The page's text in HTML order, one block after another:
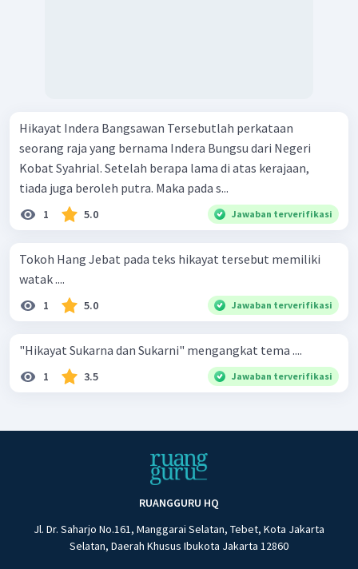
Hikayat Indera Bangsawan Tersebutlah perkataan
seorang raja yang bernama Indera Bungsu dari Negeri
Kobat Syahrial. Setelah berapa lama di atas kerajaan,
tiada juga beroleh putra. Maka pada s...
1 5.0 Jawaban terverifikasi
Tokoh Hang Jebat pada teks hikayat tersebut memiliki
watak ....
1 5.0 Jawaban terverifikasi
"Hikayat Sukarna dan Sukarni" mengangkat tema ....
1 3.5 Jawaban terverifikasi
RUANGGURU HQ
Jl. Dr. Saharjo No.161, Manggarai Selatan, Tebet, Kota Jakarta
Selatan, Daerah Khusus Ibukota Jakarta 12860